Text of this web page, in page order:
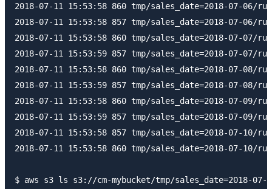
2018-07-11 15:53:58 860 tmp/sales_date=2018-07-06/
2018-07-11 15:53:58 857 tmp/sales_date=2018-07-06/
2018-07-11 15:53:58 860 tmp/sales_date=2018-07-07/
2018-07-11 15:53:59 857 tmp/sales_date=2018-07-07/
2018-07-11 15:53:58 860 tmp/sales_date=2018-07-08/
2018-07-11 15:53:59 857 tmp/sales_date=2018-07-08/
2018-07-11 15:53:58 860 tmp/sales_date=2018-07-09/
2018-07-11 15:53:59 857 tmp/sales_date=2018-07-09/
2018-07-11 15:53:58 857 tmp/sales_date=2018-07-10/
2018-07-11 15:53:58 860 tmp/sales_date=2018-07-10/
$ aws s3 ls s3://cm-mybucket/tmp/sales_date=2018-07-